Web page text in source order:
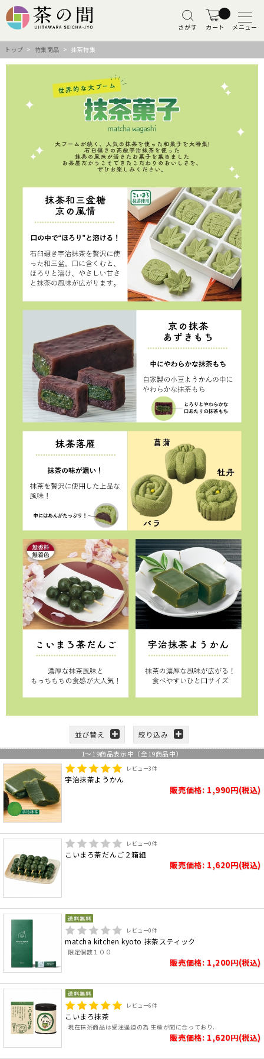
さがす カート メニュー
トップ > 特集商品 > 抹茶特集
並び替え 絞り込み
1～ 19商品表示中（全 19商品中）
レビュー3件
宇治抹茶ようかん
販売価格: 1,990円(税込)
レビュー0件
こいまろ茶だんご２箱組
販売価格: 1,620円(税込)
レビュー0件
matcha kitchen kyoto 抹茶スティック
限定個数１００
販売価格: 1,200円(税込)
レビュー6件
こいまろ抹茶
現在抹茶商品は受注逼迫の為 生産が間に合っており..
販売価格: 1,620円(税込)